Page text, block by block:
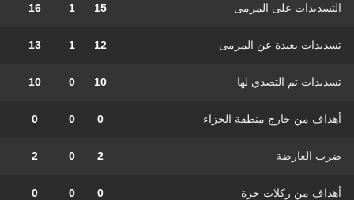
التسديدات على المرمى 15
1
16
تسديدات بعيدة عن المرمى 12
1
13
تسديدات تم التصدي لها 10
0
10
أهداف من خارج منطقة الجزاء 0
0
0
ضرب العارضة 2
0
2
أهداف من ركلات حرة 0
0
0